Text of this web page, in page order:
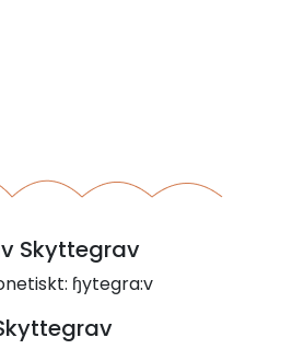
Skyttegrav
ɧytegra:v